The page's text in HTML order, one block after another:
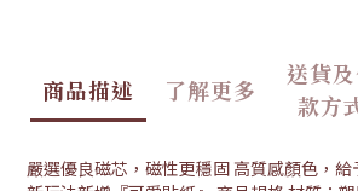
商品描述 了解更多
送貨
款方
嚴選優良磁芯，磁性更穩固 高質感顏色，